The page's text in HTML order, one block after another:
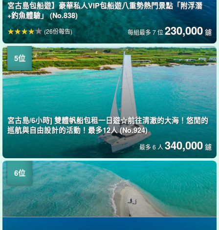
宮古島包船遊】豪華私人VIP包船遊八重勢熱門景點「附浮潛
+釣魚體驗」 (No.838)
每組最多 7 位230,000 鑢
(26份報告)
宮古島/6小時] 雙體帆船包租一日遊☆前往清澈的大海！悠閒的
巡航與自由設計的活動！最多12人 (No.924)
最多 6 人 340,000 鑢